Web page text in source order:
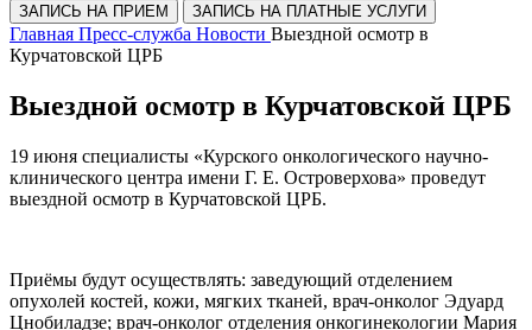
ЗАПИСЬ НА ПРИЕМ ЗАПИСЬ НА ПЛАТНЫЕ УСЛУГИ
Главная Пресс-служба Новости Выездной осмотр в
Курчатовской ЦРБ
Выездной осмотр в Курчатовской ЦРБ
19 июня специалисты «Курского онкологического научно-
клинического центра имени Г. Е. Островерхова» проведут
выездной осмотр в Курчатовской ЦРБ.
Приёмы будут осуществлять: заведующий отделением
опухолей костей, кожи, мягких тканей, врач-онколог Эдуард
Цнобиладзе; врач-онколог отделения онкогинекологии Мария